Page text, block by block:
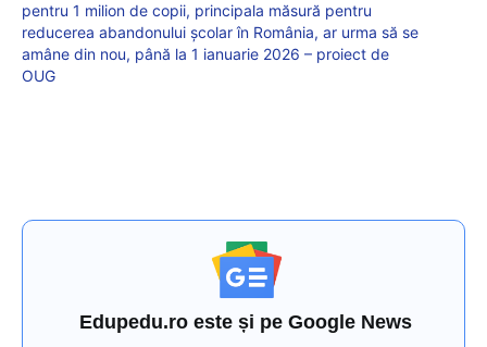
pentru 1 milion de copii, principala măsură pentru
reducerea abandonului școlar în România, ar urma să se
amâne din nou, până la 1 ianuarie 2026 – proiect de
OUG
Edupedu.ro este și pe Google News